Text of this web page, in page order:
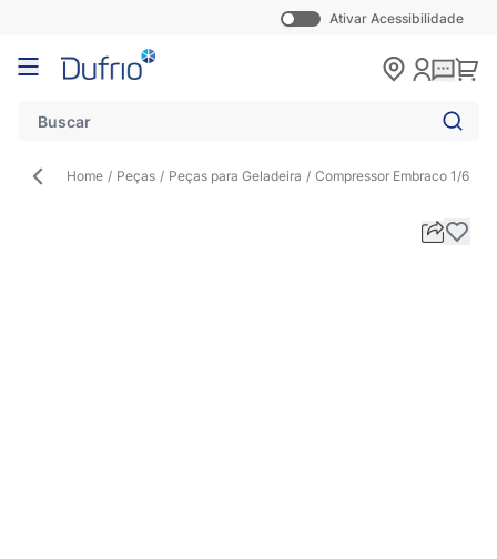
Ativar Acessibilidade
Pular para o conteúdo
Home / Peças / Peças para Geladeira / Compressor Embraco 1/6